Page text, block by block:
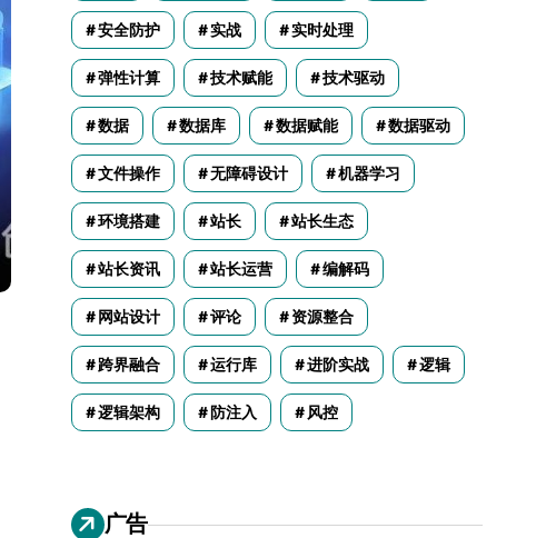
安全防护 实战 实时处理
弹性计算 技术赋能 技术驱动
数据 数据库 数据赋能 数据驱动
文件操作 无障碍设计 机器学习
环境搭建 站长 站长生态
站长资讯 站长运营 编解码
网站设计 评论 资源整合
跨界融合 运行库 进阶实战 逻辑
逻辑架构 防注入 风控
广告